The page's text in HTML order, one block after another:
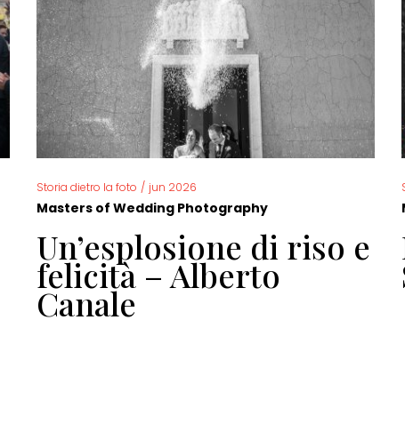
Storia dietro la foto / jun 2026
Masters of Wedding Photography
Un’esplosione di riso e
felicità – Alberto
Canale